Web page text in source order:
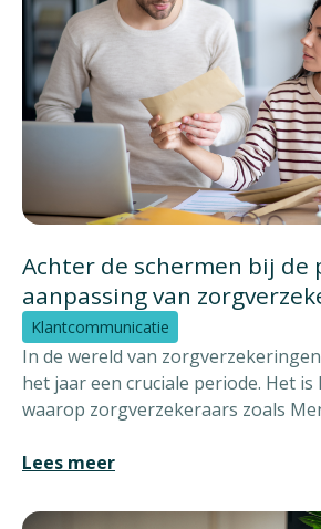
Achter de schermen bij de
aanpassing van
Klantcommunicatie
In de wereld van
het jaar een cruciale periode. Het
waarop zorgverzekeraars zoals
bekendmaken aan hun klanten. Dit
kanalen zoals papier, e-mail en
Lees meer